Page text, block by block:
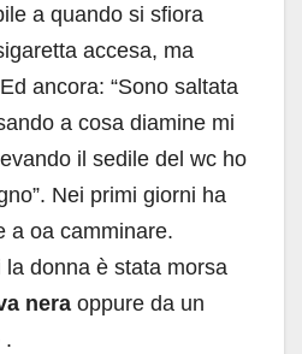
a quando si sfiora
accesa, ma
ancora: “Sono saltata
a cosa diamine mi
il sedile del wc ho
Nei primi giorni ha
a oa camminare.
donna è stata morsa
nera oppure da un
.